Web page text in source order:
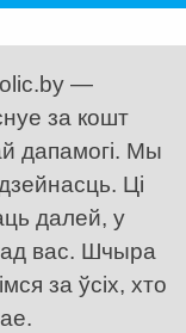
—
за кошт
дапамогі. Мы
Ці
далей, у
ад вас. Шчыра
за ўсіх, хто